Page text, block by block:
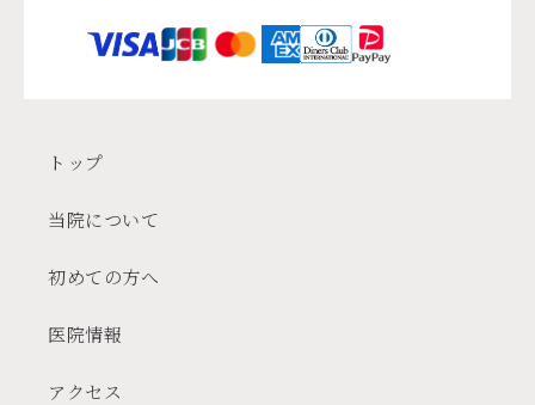
トップ
当院について
初めての方へ
医院情報
アクセス